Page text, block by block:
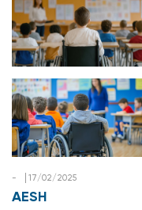
- 17/02/2025
AESH